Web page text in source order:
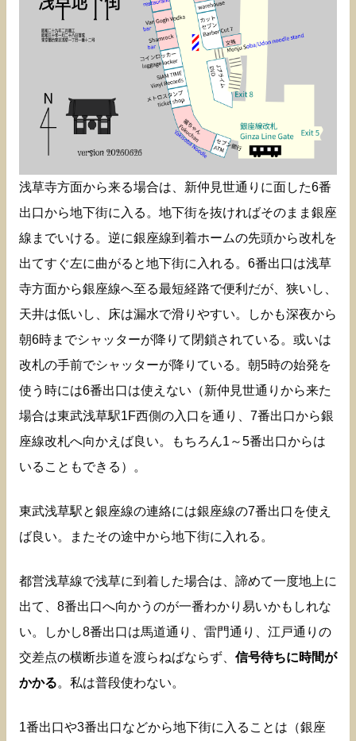
浅草寺方面から来る場合は、新仲見世通りに面した6番
出口から地下街に入る。地下街を抜ければそのまま銀座
線までいける。逆に銀座線到着ホームの先頭から改札を
出てすぐ左に曲がると地下街に入れる。6番出口は浅草
寺方面から銀座線へ至る最短経路で便利だが、狭いし、
天井は低いし、床は漏水で滑りやすい。しかも深夜から
朝6時までシャッターが降りて閉鎖されている。或いは
改札の手前でシャッターが降りている。朝5時の始発を
使う時には6番出口は使えない（新仲見世通りから来た
場合は東武浅草駅1F西側の入口を通り、7番出口から銀
座線改札へ向かえば良い。もちろん1～5番出口からは
いることもできる）。
東武浅草駅と銀座線の連絡には銀座線の7番出口を使え
ば良い。またその途中から地下街に入れる。
都営浅草線で浅草に到着した場合は、諦めて一度地上に
出て、8番出口へ向かうのが一番わかり易いかもしれな
い。しかし8番出口は馬道通り、雷門通り、江戸通りの
交差点の横断歩道を渡らねばならず、 信号待ちに時間が
かかる。私は普段使わない。
1番出口や3番出口などから地下街に入ることは（銀座